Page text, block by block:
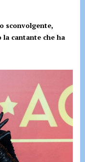
sconvolgente,
la cantante che ha